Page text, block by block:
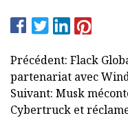
Précédent: Flack
partenariat avec
Suivant: Musk
Cybertruck et